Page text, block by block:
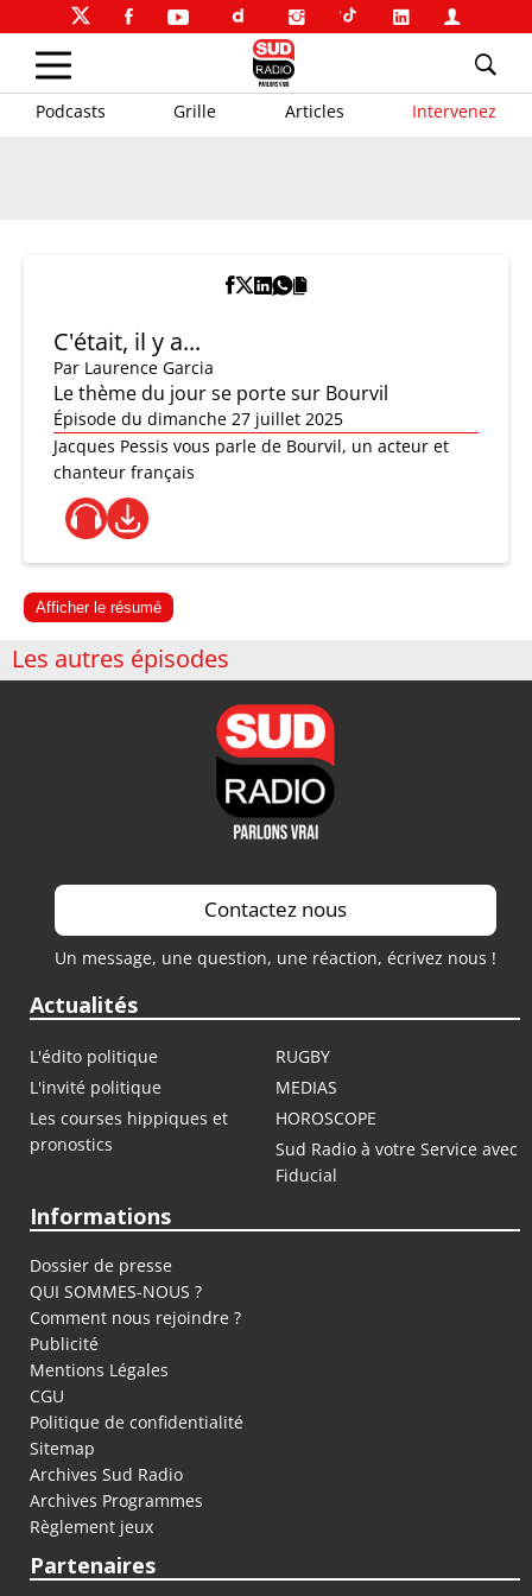
Podcasts Grille Articles Intervenez
C'était, il y a...
Par Laurence Garcia
Le thème du jour se porte sur Bourvil
Épisode du dimanche 27 juillet 2025
Jacques Pessis vous parle de Bourvil, un acteur et
chanteur français
Afficher le résumé
Les autres épisodes
Contactez nous
Un message, une question, une réaction, écrivez nous !
Actualités
L'édito politique
RUGBY
L'invité politique
MEDIAS
Les courses hippiques et
pronostics
HOROSCOPE
Sud Radio à votre Service avec
Fiducial
Informations
Dossier de presse
QUI SOMMES-NOUS ?
Comment nous rejoindre ?
Publicité
Mentions Légales
CGU
Politique de confidentialité
Sitemap
Archives Sud Radio
Archives Programmes
Règlement jeux
Partenaires